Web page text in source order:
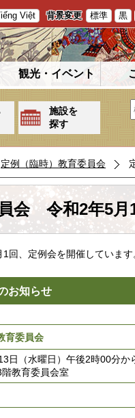
Việt 背景変更 標準 黒
観光・イベント
施設を
探す
定例（臨時）教育委員会
会 令和2年5月
回、定例会を開催していま
お知らせ
育委員会
日（水曜日）午後2時00分
階教育委員会室